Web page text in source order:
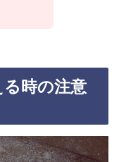
時の注意